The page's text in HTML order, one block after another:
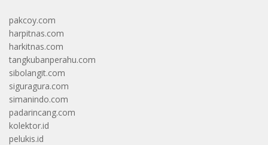
pakcoy.com
harpitnas.com
harkitnas.com
tangkubanperahu.com
sibolangit.com
siguragura.com
simanindo.com
padarincang.com
kolektor.id
pelukis.id